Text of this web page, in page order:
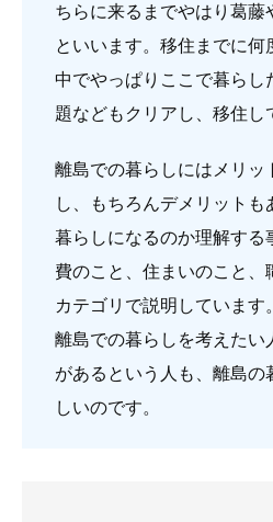
ちらに来るまでやはり葛藤
といいます。移住までに
中でやっぱりここで暮らし
題などもクリアし、移住し
離島での暮らしにはメリッ
し、もちろんデメリットも
暮らしになるのか理解する
費のこと、住まいのこと、
カテゴリで説明しています。
離島での暮らしを考えたい
があるという人も、離島の
しいのです。